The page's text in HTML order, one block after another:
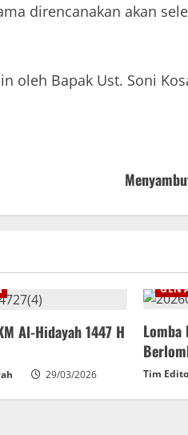
direncanakan akan
oleh Bapak Ust. Soni
Al-Hidayah 1447 H
29/03/2026
GEN
Lomba
Tim